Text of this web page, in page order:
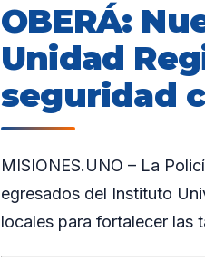
OBERÁ:
Unidad
seguridad
MISIONES.UNO – La
egresados del Instituto
locales para fortalecer las